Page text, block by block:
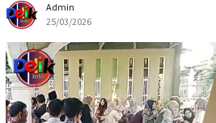
Admin
25/03/2026